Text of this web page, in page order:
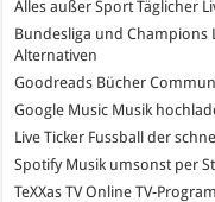
Alles außer SportTäglicher
Bundesliga und Champions
Alternativen
Goodreads Bücher
Google Music Musik
Live Ticker Fussball
der
SpotifyMusik umsonst per
TeXXas TVOnline TV-